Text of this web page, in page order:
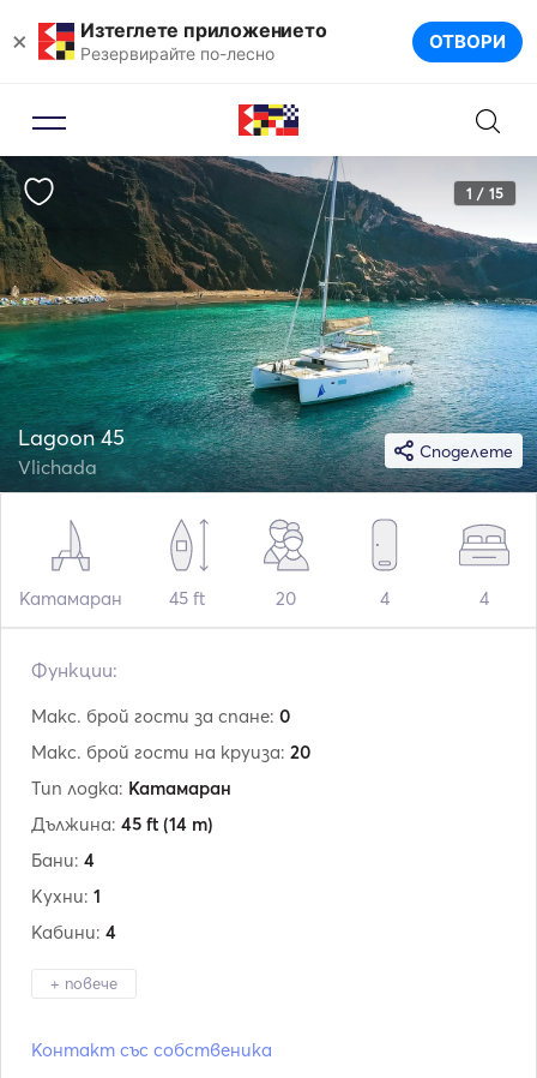
× Изтеглете приложението
Резервирайте по-лесно ОТВОРИ
1 / 15
Споделете
Lagoon 45
Vlichada
Катамаран 45 ft 20 4 4
Функции:
Макс. брой гости за спане: 0
Макс. брой гости на круиза: 20
Тип лодка: Катамаран
Дължина: 45 ft (14 m)
Бани: 4
Кухни: 1
Кабини: 4
+ повече
Контакт със собственика